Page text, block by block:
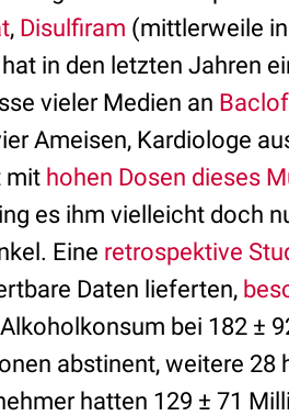
, Disulfiram (mittlerweile
hat in den letzten Jahren
vieler Medien an
Ameisen, Kardiologe
mit hohen Dosen dieses
es ihm vielleicht doch
Eine retrospektive
Daten lieferten,
bei 182 ±
abstinent, weitere
hatten 129 ± 71